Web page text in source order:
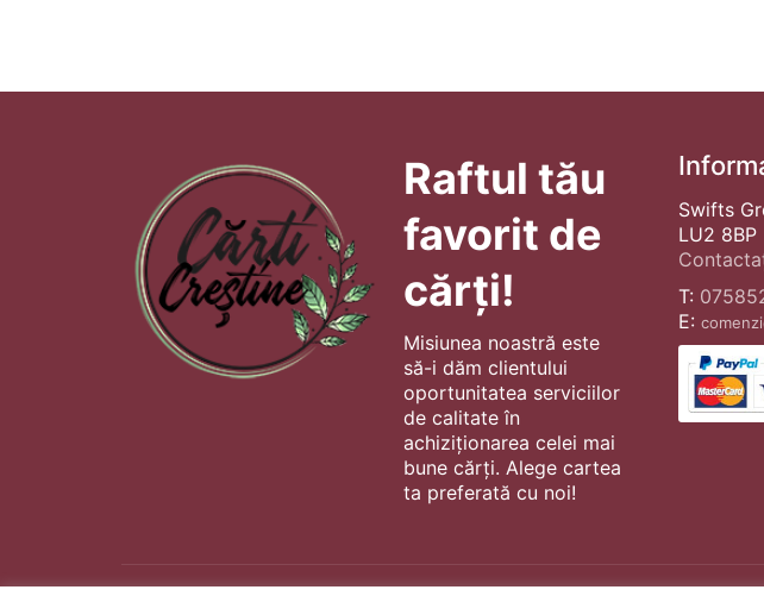
Raftul tău
favorit de
cărți!
Misiunea noastră este
să-i dăm clientului
oportunitatea serviciilor
de calitate în
achiziționarea celei mai
bune cărți. Alege cartea
ta preferată cu noi!
Swifts
LU2 8BP
T:
E: